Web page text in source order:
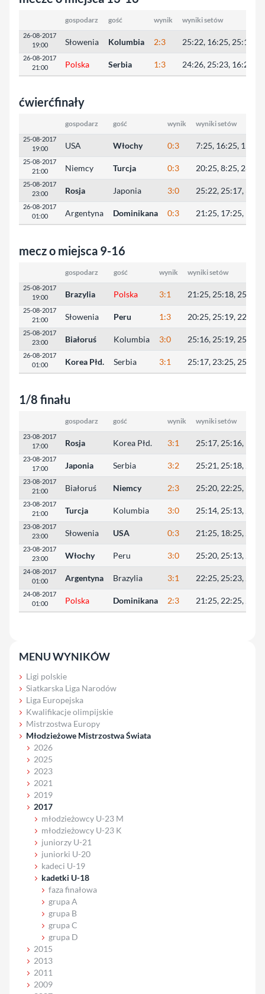
gospodarz gość wynik wyniki setów
26-08-2017
19:00
Słowenia Kolumbia 2:3 25:22, 16:25, 25:18,
26-08-2017
21:00
Polska Serbia 1:3 24:26, 25:23, 16:25,
ćwierćfinały
gospodarz gość wynik wyniki setów
25-08-2017
19:00
USA Włochy 0:3 7:25, 16:25, 15:25
25-08-2017
21:00
Niemcy Turcja 0:3 20:25, 8:25, 28:30
25-08-2017
23:00
Rosja Japonia 3:0 25:22, 25:17,
26-08-2017
01:00
Argentyna Dominikana 0:3 21:25, 17:25,
mecz o miejsca 9-16
gospodarz gość wynik wyniki setów
25-08-2017
19:00
Brazylia Polska 3:1 21:25, 25:18, 25:16,
25-08-2017
21:00
Słowenia Peru 1:3 20:25, 25:19, 22:25,
25-08-2017
23:00
Białoruś Kolumbia 3:0 25:16, 25:19, 25:21
26-08-2017
01:00
Korea Płd. Serbia 3:1 25:17, 23:25, 25:14,
1/8 finału
gospodarz gość wynik wyniki setów
23-08-2017
17:00
Rosja Korea Płd. 3:1 25:17, 25:16,
23-08-2017
17:00
Japonia Serbia 3:2 25:21, 25:18,
23-08-2017
21:00
Białoruś Niemcy 2:3 25:20, 22:25,
23-08-2017
21:00
Turcja Kolumbia 3:0 25:14, 25:13,
23-08-2017
23:00
Słowenia USA 0:3 21:25, 18:25,
23-08-2017
23:00
Włochy Peru 3:0 25:20, 25:13,
24-08-2017
01:00
Argentyna Brazylia 3:1 22:25, 25:23,
24-08-2017
01:00
Polska Dominikana 2:3 21:25, 22:25,
MENU WYNIKÓW
Ligi polskie
Siatkarska Liga Narodów
Liga Europejska
Kwalifikacje olimpijskie
Mistrzostwa Europy
Młodzieżowe Mistrzostwa Świata
2026
2025
2023
2021
2019
2017
młodzieżowcy U-23 M
młodzieżowcy U-23 K
juniorzy U-21
juniorki U-20
kadeci U-19
kadetki U-18
faza finałowa
grupa A
grupa B
grupa C
grupa D
2015
2013
2011
2009